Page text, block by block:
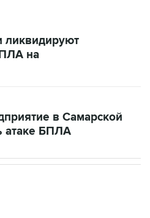
ликвидируют
на
в Самарской
атаке БПЛА